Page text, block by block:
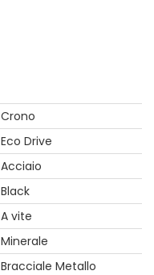
Crono
Eco Drive
Acciaio
Black
A vite
Minerale
Bracciale Metallo